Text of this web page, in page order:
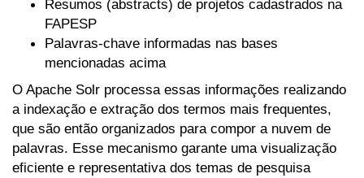
Resumos (abstracts) de projetos cadastrados na
FAPESP
Palavras-chave informadas nas bases
mencionadas acima
O Apache Solr processa essas informações realizando
a indexação e extração dos termos mais frequentes,
que são então organizados para compor a nuvem de
palavras. Esse mecanismo garante uma visualização
eficiente e representativa dos temas de pesquisa